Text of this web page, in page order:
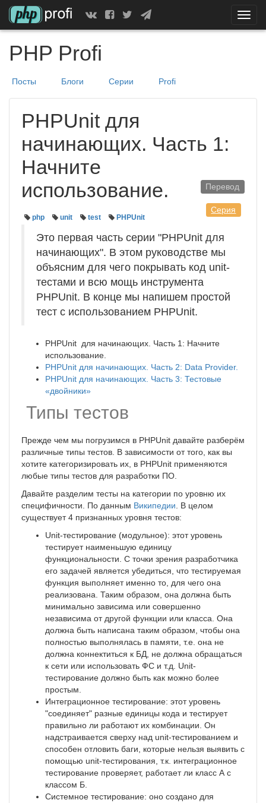
PHP Profi
Посты Блоги Серии Profi
PHPUnit для
начинающих. Часть 1:
Начните
использование.
Перевод
Серия
php unit test PHPUnit
Это первая часть серии "PHPUnit для
начинающих". В этом руководстве мы
объясним для чего покрывать код unit-
тестами и всю мощь инструмента
PHPUnit. В конце мы напишем простой
тест с использованием PHPUnit.
PHPUnit для начинающих. Часть 1: Начните
использование.
PHPUnit для начинающих. Часть 2: Data Provider.
PHPUnit для начинающих. Часть 3: Тестовые
«двойники»
Типы тестов
Прежде чем мы погрузимся в PHPUnit давайте разберём
различные типы тестов. В зависимости от того, как вы
хотите категоризировать их, в PHPUnit применяются
любые типы тестов для разработки ПО.
Давайте разделим тесты на категории по уровню их
специфичности. По данным Википедии . В целом
существует 4 признанных уровня тестов:
Unit-тестирование (модульное): этот уровень
тестирует наименьшую единицу
функциональности. С точки зрения разработчика
его задачей является убедиться, что тестируемая
функция выполняет именно то, для чего она
реализована. Таким образом, она должна быть
минимально зависима или совершенно
независима от другой функции или класса. Она
должна быть написана таким образом, чтобы она
полностью выполнялась в памяти, т.е. она не
должна коннектиться к БД, не должна обращаться
к сети или использовать ФС и т.д. Unit-
тестирование должно быть как можно более
простым.
Интеграционное тестирование: этот уровень
"соединяет" разные единицы кода и тестирует
правильно ли работают их комбинации. Он
надстраивается сверху над unit-тестированием и
способен отловить баги, которые нельзя выявить с
помощью unit-тестирования, т.к. интеграционное
тестирование проверяет, работает ли класс А с
классом Б.
Системное тестирование: оно создано для